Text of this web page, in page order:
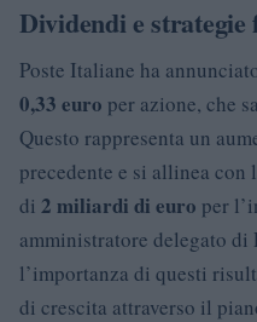
Dividendi e strategie
Poste Italiane ha
0,33 euro per azione, che
Questo rappresenta un
precedente e si allinea
di 2 miliardi di euro per
amministratore delegato di
l’importanza di questi
di crescita attraverso il